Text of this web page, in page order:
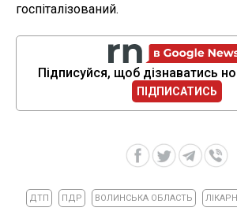
госпіталізований.
Підписуйся, щоб дізнаватись
ПІДПИСАТИСЬ
ДТП ПДР ВОЛИНСЬКА ОБЛАСТЬ